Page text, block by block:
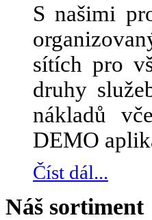
S našimi
sítích pro
druhy
nákladů
DEMO
Číst dál...
Náš sortiment